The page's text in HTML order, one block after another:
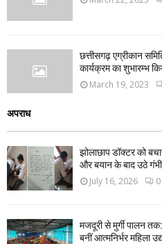
छत्तीसगढ़ एग्रीकान
कार्यक्रम का शुभारम्भ
March 19, 2023
अपराध
झोलाछाप डॉक्टर को
और बयान के बाद उठे
July 16, 2026 0
मजदूरी से मुर्गी पालन
बनीं आत्मनिर्भर महिला